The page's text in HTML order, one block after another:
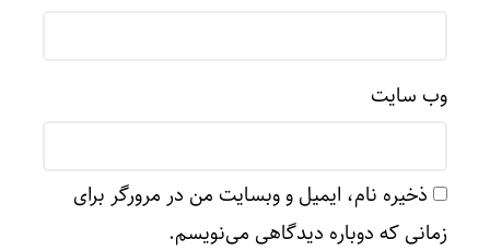
وب‌ سایت
ذخیره نام، ایمیل و وبسایت من در مرورگر برای
زمانی که دوباره دیدگاهی می‌نویسم.